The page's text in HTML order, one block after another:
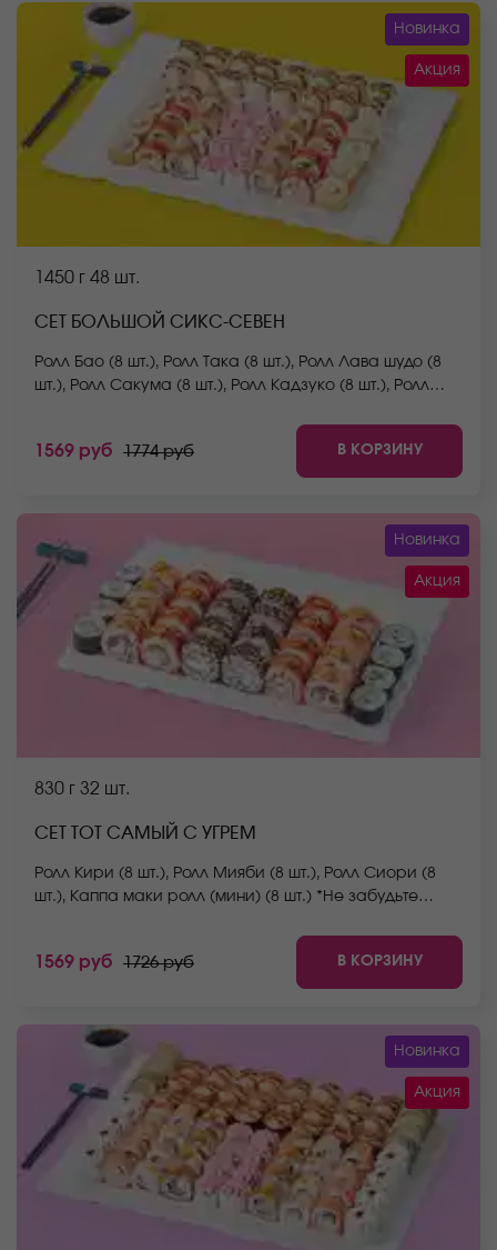
Новинка
Акция
1450 г 48 шт.
СЕТ БОЛЬШОЙ СИКС-СЕВЕН
Ролл Бао (8 шт.), Ролл Така (8 шт.), Ролл Лава шудо (8
шт.), Ролл Сакума (8 шт.), Ролл Кадзуко (8 шт.), Ролл
соевый соус. Они не входят в стоимость заказа.
*Внешний вид блюда может отличаться от фото на
1569 руб 1774 руб В КОРЗИНУ
Новинка
Акция
830 г 32 шт.
СЕТ ТОТ САМЫЙ С УГРЕМ
Ролл Кири (8 шт.), Ролл Мияби (8 шт.), Ролл Сиори (8
шт.), Каппа маки ролл (мини) (8 шт.) *Не забудьте
входят в стоимость заказа. *Внешний вид блюда
может отличаться от фото на сайте.
1569 руб 1726 руб В КОРЗИНУ
Новинка
Акция